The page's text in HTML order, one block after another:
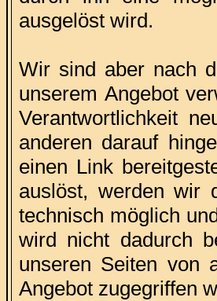
ausgelöst wird.
Wir sind aber nach
unserem Angebot
Verantwortlichkeit
anderen darauf
einen Link
auslöst, werden wir
technisch möglich
wird nicht dadurch
unseren Seiten von
Angebot zugegriffen